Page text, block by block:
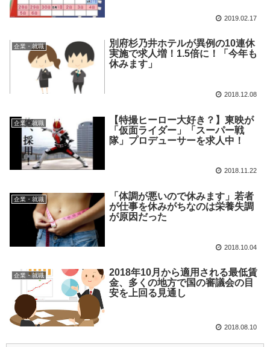
2019.02.17
企業・就職
別府杉乃井ホテルが異例の10連休
実施で求人増！1.5倍に！「今年も
休みます」
2018.12.08
企業・就職
【特撮ヒーロー大好き？】東映が
「仮面ライダー」「スーパー戦
隊」プロデューサーを求人中！
2018.11.22
企業・就職
「体調が悪いので休みます」若者
が仕事を休みがちなのは栄養失調
が原因だった
2018.10.04
企業・就職
2018年10月から適用される最低賃
金、多くの地方で国の審議会の目
安を上回る見通し
2018.08.10